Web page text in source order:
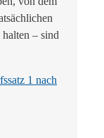
– sind
1 nach